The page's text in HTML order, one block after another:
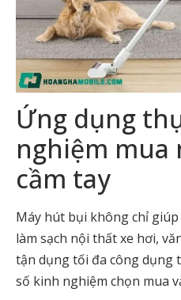
Ứng dụng
nghiệm mua
cầm tay
Máy hút bụi không chỉ
làm sạch nội thất xe hơi,
tận dụng tối đa công dụng
số kinh nghiệm chọn mua